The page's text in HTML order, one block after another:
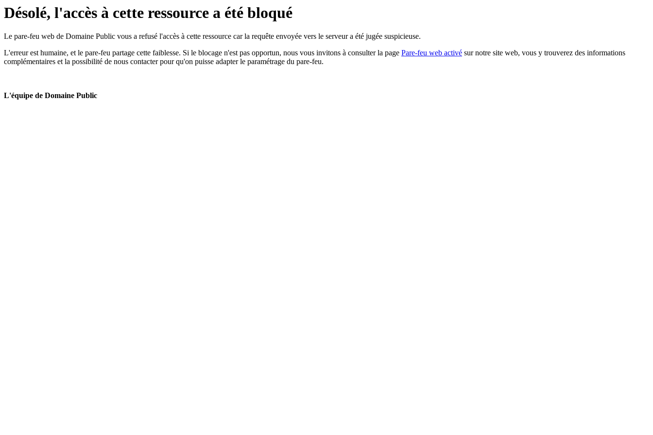
Désolé, l'accès à cette ressource a été bloqué
Le pare-feu web de Domaine Public vous a refusé l'accès à cette ressource car la requête envoyée vers le serveur a été jugée suspicieuse.
L'erreur est humaine, et le pare-feu partage cette faiblesse. Si le blocage n'est pas opportun, nous vous invitons à consulter la page Pare-feu web activé sur notre site web, vous y trouverez des informations
complémentaires et la possibilité de nous contacter pour qu'on puisse adapter le paramétrage du pare-feu.
L'équipe de Domaine Public